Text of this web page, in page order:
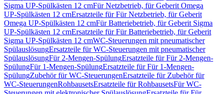
Sigma UP-Spülkästen 12 cmFür Netzbetrieb, für Geberit Omega
UP-Spülkästen 12 cmErsatzteile für Für Netzbetrieb, für Geberit
Omega UP-Spülkästen 12 cmFür Batteriebetrieb, für Geberit Sigma
UP-Spülkästen 12 cmErsatzteile für Für Batteriebetrieb, für Geberit
Sigma UP-Spülkästen 12 cmWC-Steuerungen mit pneumatischer
SpülauslösungErsatzteile für WC-Steuerungen mit pneumatischer
SpülauslösungFür 2-Mengen-SpülungErsatzteile für Für 2-Mengen-
SpülungFür 1-Mengen-SpülungErsatzteile für Für 1-Mengen-
SpülungZubehör für WC-SteuerungenErsatzteile für Zubehör für
WC-SteuerungenRohbausetsErsatzteile für RohbausetsFür WC-